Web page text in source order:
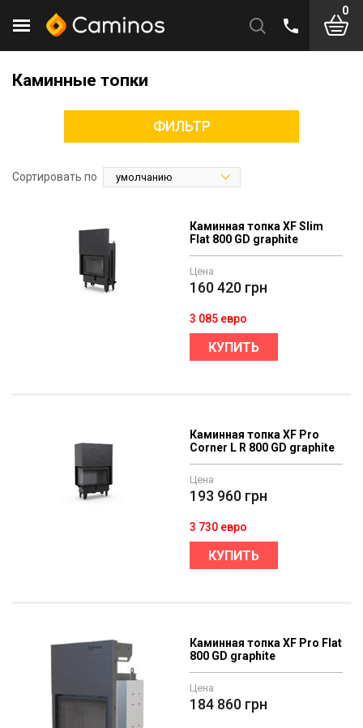
0
Каминные топки
ФИЛЬТР
Сортировать по
Каминная топка XF Slim
Flat 800 GD graphite
Цена
160 420 грн
3 085 евро
КУПИТЬ
Каминная топка XF Pro
Corner L R 800 GD graphite
Цена
193 960 грн
3 730 евро
КУПИТЬ
Каминная топка XF Pro Flat
800 GD graphitе
Цена
184 860 грн